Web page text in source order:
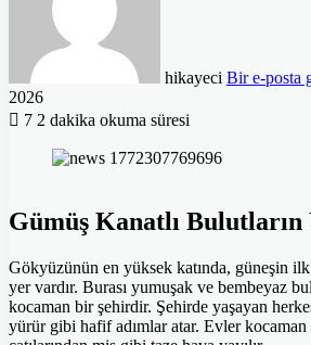
hikayeci Bir e-posta
2026
7 2 dakika okuma süresi
Gümüş Kanatlı Bulutların
Gökyüzünün en yüksek katında, güneşin ilk
yer vardır. Burası yumuşak ve bembeyaz
kocaman bir şehirdir. Şehirde yaşayan
yürür gibi hafif adımlar atar. Evler kocaman